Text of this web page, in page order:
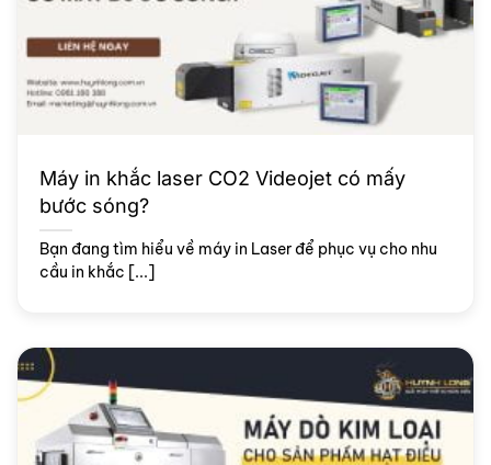
Máy in khắc laser CO2 Videojet có mấy
bước sóng?
Bạn đang tìm hiểu về máy in Laser để phục vụ cho nhu
cầu in khắc [...]